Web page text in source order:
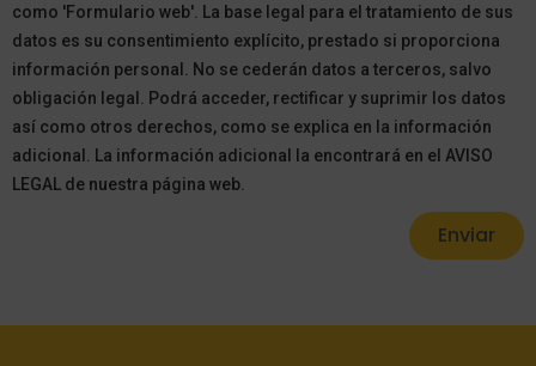
como 'Formulario web'. La base legal para el tratamiento de sus
datos es su consentimiento explícito, prestado si proporciona
información personal. No se cederán datos a terceros, salvo
obligación legal. Podrá acceder, rectificar y suprimir los datos
así como otros derechos, como se explica en la información
adicional. La información adicional la encontrará en el AVISO
LEGAL de nuestra página web.
Enviar